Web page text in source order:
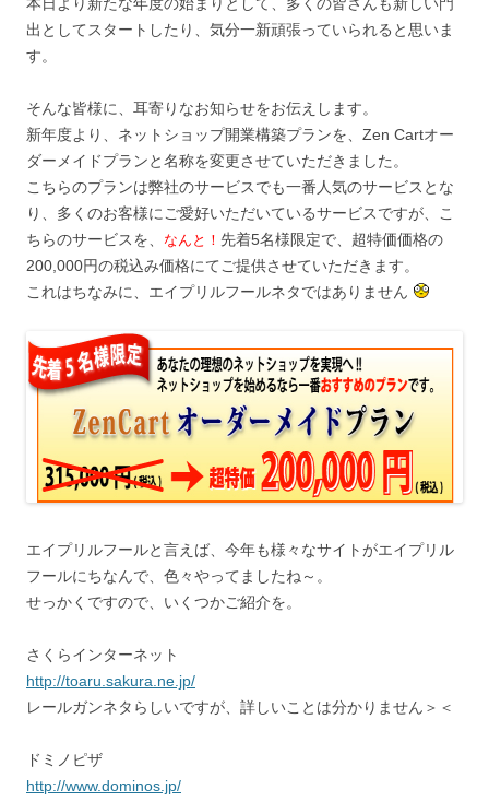
出としてスタートしたり、気分一新頑張っていられると思いま
す。
そんな皆様に、耳寄りなお知らせをお伝えします。
新年度より、ネットショップ開業構築プランを、Zen Cartオー
ダーメイドプランと名称を変更させていただきました。
こちらのプランは弊社のサービスでも一番人気のサービスとな
り、多くのお客様にご愛好いただいているサービスですが、こ
ちらのサービスを、 なんと！ 先着5名様限定で、超特価価格の
200,000円の税込み価格にてご提供させていただきます。
これはちなみに、エイプリルフールネタではありません
エイプリルフールと言えば、今年も様々なサイトがエイプリル
フールにちなんで、色々やってましたね～。
せっかくですので、いくつかご紹介を。
さくらインターネット
http://toaru.sakura.ne.jp/
レールガンネタらしいですが、詳しいことは分かりません＞＜
ドミノピザ
http://www.dominos.jp/